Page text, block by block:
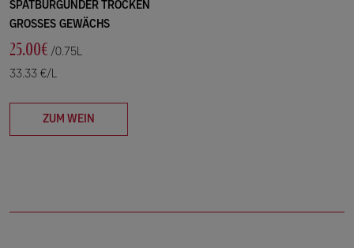
SPÄTBURGUNDER TROCKEN
GROSSES GEWÄCHS
25.00€ /0.75L
33.33 €/L
ZUM WEIN